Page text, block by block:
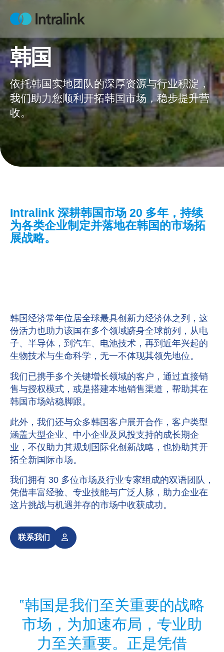
Home
韩国
依托韩国实地团队的深厚资源与行业积淀，
我们助力您顺利开拓韩国市场，稳步提升营
收。
Intralink 深耕韩国市场 20 多年，持续
为各类企业制定并落地在韩国的市场拓
展战略。
韩国经济常年位居全球最具创新力经济体之列，这
份活力也助力该国在多个领域跻身全球前列，从电
子、半导体，到汽车、电池技术，再到近年兴起的
生物技术与生命科学，无一不体现其领先地位。
我们已携手多个关键增长领域的客户，通过直接销
售与授权模式，或是搭建本地销售渠道，帮助其在
韩国市场站稳脚跟。
此外，我们还与众多韩国客户展开合作，客户类型
涵盖大型企业、中小企业及风投支持的成长期企
业， 不仅助力其规划国际化创新战略，也协助其开
拓全新国际市场。
我们拥有 30 多位市场及行业专家组成的双语团队，
凭借丰富经验、专业技能与广泛人脉，助力企业在
这片挑战与机遇并存的市场中收获成功。
联系我们
韩国是我们至关重要的战略
市场，为加速布局，专业助
力至关重要。正是凭借